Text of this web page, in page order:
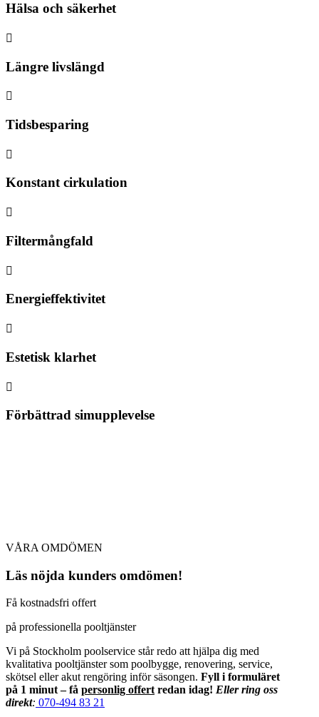
Hälsa och säkerhet

Längre livslängd

Tidsbesparing

Konstant cirkulation

Filtermångfald

Energieffektivitet

Estetisk klarhet

Förbättrad simupplevelse
VÅRA OMDÖMEN
Läs nöjda kunders omdömen!
Få kostnadsfri offert
på professionella pooltjänster
Vi på Stockholm poolservice står redo att hjälpa dig med
kvalitativa pooltjänster som poolbygge, renovering, service,
skötsel eller akut rengöring inför säsongen. Fyll i formuläret
på 1 minut – få personlig offert redan idag! Eller ring oss
direkt: 070-494 83 21